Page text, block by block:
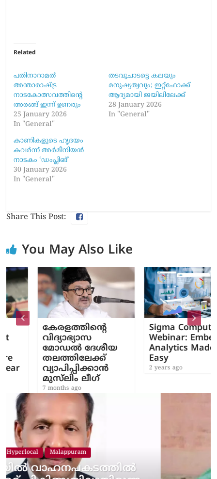
Related
പതിനാറാമത്
അന്താരാഷ്ട്ര
നാടകോത്സവത്തിന്റെ
അരങ്ങ് ഇന്ന് ഉണരും
25 January 2026
In "General"
തടവുചാടട്ടെ കലയും
മനുഷ്യത്വവും; ഇറ്റ്ഫോക്ക്
ആദ്യമായി ജയിലിലേക്ക്
28 January 2026
In "General"
കാണികളുടെ ഹൃദയം
കവർന്ന് അർമീനിയൻ
നാടകം ‘ഡംപ്ലിങ്’
30 January 2026
In "General"
Share This Post:
You May Also Like
കേരളത്തിന്റെ
വിദ്യാഭ്യാസ
മോഡൽ ദേശീയ
തലത്തിലേക്ക്
വ്യാപിപ്പിക്കാൻ
മുസ്‍ലിം ലീഗ്
7 months ago
Sigma Computing
Webinar:
Analytics Made
Easy
2 years ago